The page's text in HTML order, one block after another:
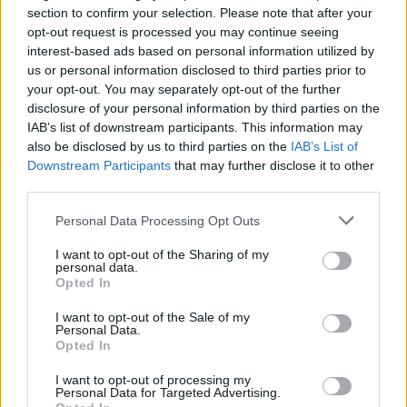
section to confirm your selection. Please note that after your
opt-out request is processed you may continue seeing
interest-based ads based on personal information utilized by
us or personal information disclosed to third parties prior to
your opt-out. You may separately opt-out of the further
disclosure of your personal information by third parties on the
IAB’s list of downstream participants. This information may
also be disclosed by us to third parties on the IAB’s List of
Downstream Participants that may further disclose it to other
Please note that this website/app uses one or more Google
not limited to your visit or usage behaviour. You may click to
grant or deny consent to Google and its third-party tags to
use your data for below specified purposes in below Google
consent section.
Personal Data Processing Opt Outs
I want to opt-out of the Sharing of my
personal data.
Opted In
I want to opt-out of the Sale of my
Personal Data.
Opted In
I want to opt-out of processing my
Personal Data for Targeted Advertising.
gondolat nem volt új, 1936 és 1944 között már készültek
ilyen felvételek a Magyar Tudományos Akadémia, majd a
Magyar Rádió és a Néprajzi Múzeum támogatásával,
Bartók, Dicsér, Kodály, Lajtha, Ortutay és mások
irányításával. A felvételek egy részét később
megjelentették, így született meg a Pátria lemezsorozat.
Az "Utolsó Óra" keretében a gyűjtést 1997
szeptemberében kezdték el: Erdélyből 46, Felvidékről 25,
a központi, "kismagyarországi" részről 41 zenekarral
kezdték meg a munkát. Zenéjüket 1267 CD-n rögzítették
mintegy 1250 órányi tiszta terjedelemben. Az "Utolsó
medencei gyűjtése lett. A gyűjtéssel párhuzamosan
megindították a nagyközönség számára a hangfelvételek
kiadását, s a sorozatot "Új Pátriá"-nak nevezték el. Ez a
nagyszabású projekt most a költségvetési pénzből